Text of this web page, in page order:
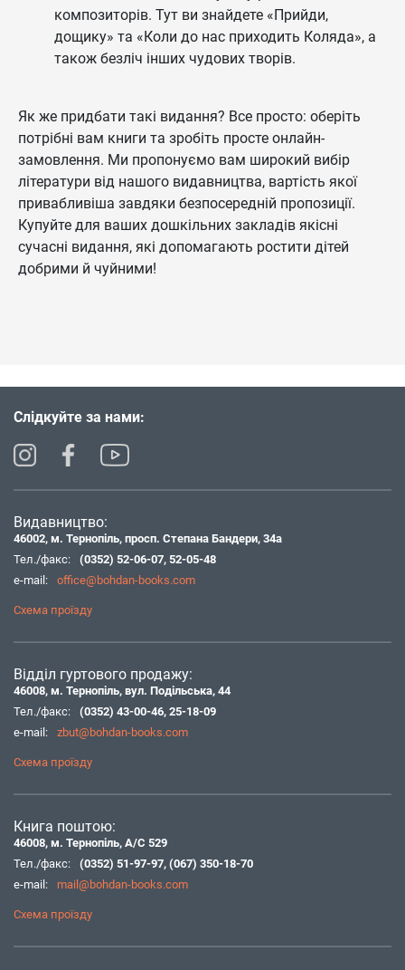
композиторів. Тут ви знайдете «Прийди,
дощику» та «Коли до нас приходить Коляда», а
також безліч інших чудових творів.
Як же придбати такі видання? Все просто: оберіть
потрібні вам книги та зробіть просте онлайн-
замовлення. Ми пропонуємо вам широкий вибір
літератури від нашого видавництва, вартість якої
привабливіша завдяки безпосередній пропозиції.
Купуйте для ваших дошкільних закладів якісні
сучасні видання, які допомагають ростити дітей
добрими й чуйними!
Слідкуйте за нами:
Видавництво:
46002, м. Тернопіль, просп. Степана Бандери, 34а
Тел./факс:
(0352) 52-06-07, 52-05-48
e-mail:
office@bohdan-books.com
Схема проїзду
Відділ гуртового продажу:
46008, м. Тернопіль, вул. Подільська, 44
Тел./факс:
(0352) 43-00-46, 25-18-09
e-mail:
zbut@bohdan-books.com
Схема проїзду
Книга поштою:
46008, м. Тернопіль, А/С 529
Тел./факс:
(0352) 51-97-97, (067) 350-18-70
e-mail:
mail@bohdan-books.com
Схема проїзду